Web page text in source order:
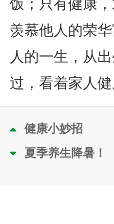
饭；只有健康
羡慕他人的荣
人的一生，从
过，看着家人
健康小妙招
夏季养生降暑！